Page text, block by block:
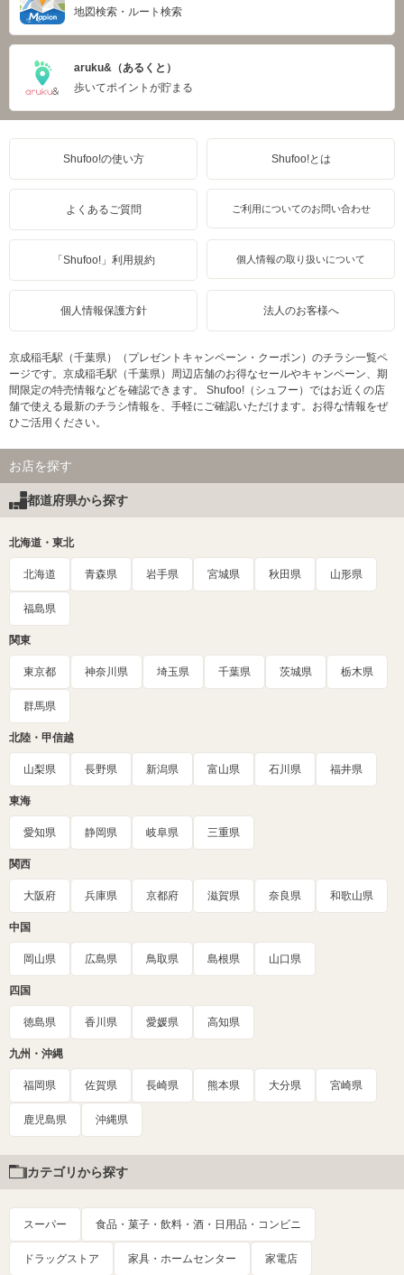
地図検索・ルート検索
aruku&（あるくと）
歩いてポイントが貯まる
Shufoo!の使い方 Shufoo!とは
よくあるご質問 ご利用についてのお問い合わせ
「Shufoo!」利用規約 個人情報の取り扱いについて
個人情報保護方針 法人のお客様へ
京成稲毛駅（千葉県）（プレゼントキャンペーン・クーポン）のチラシ一覧ペ
ージです。京成稲毛駅（千葉県）周辺店舗のお得なセールやキャンペーン、期
間限定の特売情報などを確認できます。 Shufoo!（シュフー）ではお近くの店
舗で使える最新のチラシ情報を、手軽にご確認いただけます。お得な情報をぜ
ひご活用ください。
お店を探す
都道府県から探す
北海道・東北
北海道 青森県 岩手県 宮城県 秋田県 山形県
福島県
関東
東京都 神奈川県 埼玉県 千葉県 茨城県 栃木県
群馬県
北陸・甲信越
山梨県 長野県 新潟県 富山県 石川県 福井県
東海
愛知県 静岡県 岐阜県 三重県
関西
大阪府 兵庫県 京都府 滋賀県 奈良県 和歌山県
中国
岡山県 広島県 鳥取県 島根県 山口県
四国
徳島県 香川県 愛媛県 高知県
九州・沖縄
福岡県 佐賀県 長崎県 熊本県 大分県 宮崎県
鹿児島県 沖縄県
カテゴリから探す
スーパー 食品・菓子・飲料・酒・日用品・コンビニ
ドラッグストア 家具・ホームセンター 家電店